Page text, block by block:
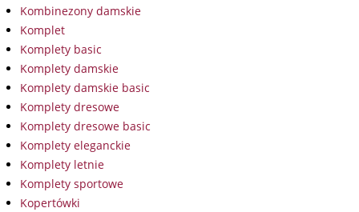
Kombinezony damskie
Komplet
Komplety basic
Komplety damskie
Komplety damskie basic
Komplety dresowe
Komplety dresowe basic
Komplety eleganckie
Komplety letnie
Komplety sportowe
Kopertówki